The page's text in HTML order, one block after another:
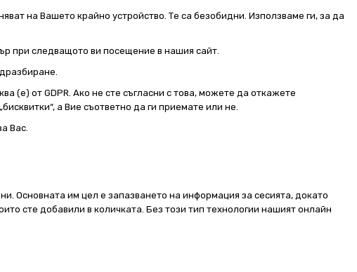
на Вашето крайно устройство. Те са безобидни. Използваме ги, за да
при следващото ви посещение в нашия сайт.
(е) от GDPR. Ако не сте съгласни с това, можете да откажете
а Вие съответно да ги приемате или не.
Вас.
Основната им цел е запазването на информация за сесията, докато
сте добавили в количката. Без този тип технологии нашият онлайн